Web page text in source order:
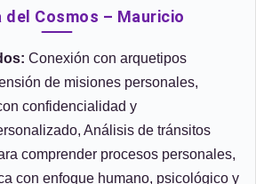
del Cosmos – Mauricio
Conexión con arquetipos
de misiones personales,
confidencialidad y
Análisis de tránsitos
comprender procesos personales,
con enfoque humano, psicológico y